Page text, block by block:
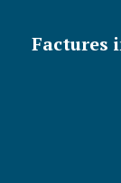
Factures